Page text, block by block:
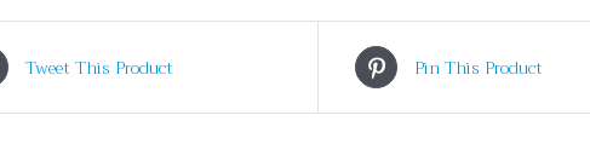
Tweet This Product Pin This Product